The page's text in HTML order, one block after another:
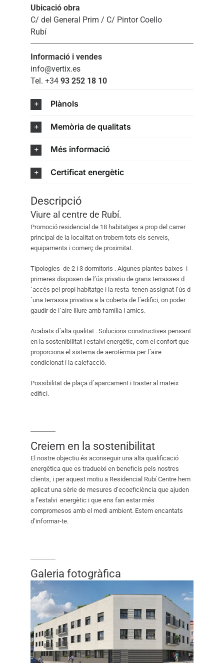
Ubicació obra
C/ del General Prim / C/ Pintor Coello
Rubí
Informació i vendes
info@vertix.es
Tel. +3493 252 18 10
Plànols
Memòria de qualitats
Més informació
Certificat energètic
Descripció
Viure al centre de Rubí.
Promoció residencial de 18 habitatges a prop del carrer
principal de la localitat on trobem tots els serveis,
equipaments i comerç de proximitat.
Tipologies de 2 i 3 dormitoris . Algunes plantes baixes i
primeres disposen de l’ús privatiu de grans terrasses d
´accés pel propi habitatge i la resta tenen assignat l’ús d
´una terrassa privativa a la coberta de l´edifici, on poder
gaudir de l´aire lliure amb família i amics.
Acabats d´alta qualitat . Solucions constructives pensant
en la sostenibilitat i estalvi energètic, com el confort que
proporciona el sistema de aerotèrmia per l´aire
condicionat i la calefacció.
Possibilitat de plaça d´aparcament i traster al mateix
edifici.
Creiem en la sostenibilitat
El nostre objectiu és aconseguir una alta qualificació
energètica que es tradueixi en beneficis pels nostres
clients, i per aquest motiu a Residencial Rubí Centre hem
aplicat una sèrie de mesures d’ecoeficiència que ajuden
a l’estalvi energètic i que ens fan estar més
compromesos amb el medi ambient. Estem encantats
d’informar-te.
Galeria fotogràfica